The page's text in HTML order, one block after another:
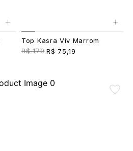
+ +
Top Kasra Viv Marrom
R$ 179 R$ 75,19